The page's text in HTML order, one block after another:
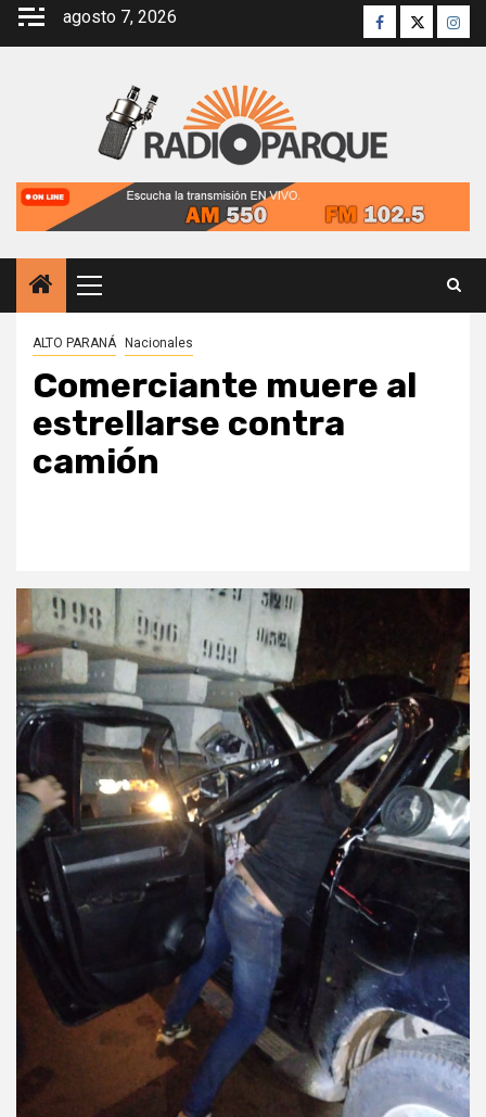
Saltar
agosto 7, 2026 Facebook
Twitter
Menú
principal
ALTO PARANÁ Nacionales
Comerciante muere al
estrellarse contra
camión